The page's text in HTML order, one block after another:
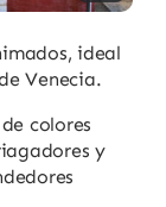
ideal
Venecia.
colores
y